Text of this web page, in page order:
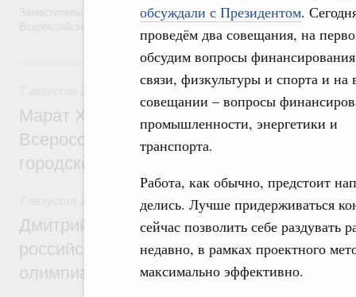
обсуждали с Президентом.
проведём два совещания, на
обсудим вопросы
связи, физкультуры и спорта и на
совещании – вопросы
промышленности, энергетики и
транспорта.
Работа, как обычно, предстоит
делись. Лучше придерживаться
сейчас позволить себе раздувать
недавно, в рамках проектного
максимально эффективно.
Заместитель Председателя Правительства Татьяна Голикова
Вчера
Экономика городов. Городская среда
Марат Хуснуллин провёл заседание
Всероссийского конкурса лучших
городской среды
Отрасль информационных технологий
Дмитрий Чернышенко и Сергей Кравцов
российскую сборную с победой на
олимпиаде по искусственному